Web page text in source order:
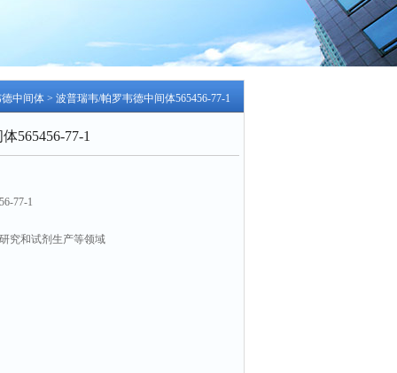
中间体 > 波普瑞韦/帕罗韦德中间体565456-77-1
565456-77-1
77-1
究和试剂生产等领域